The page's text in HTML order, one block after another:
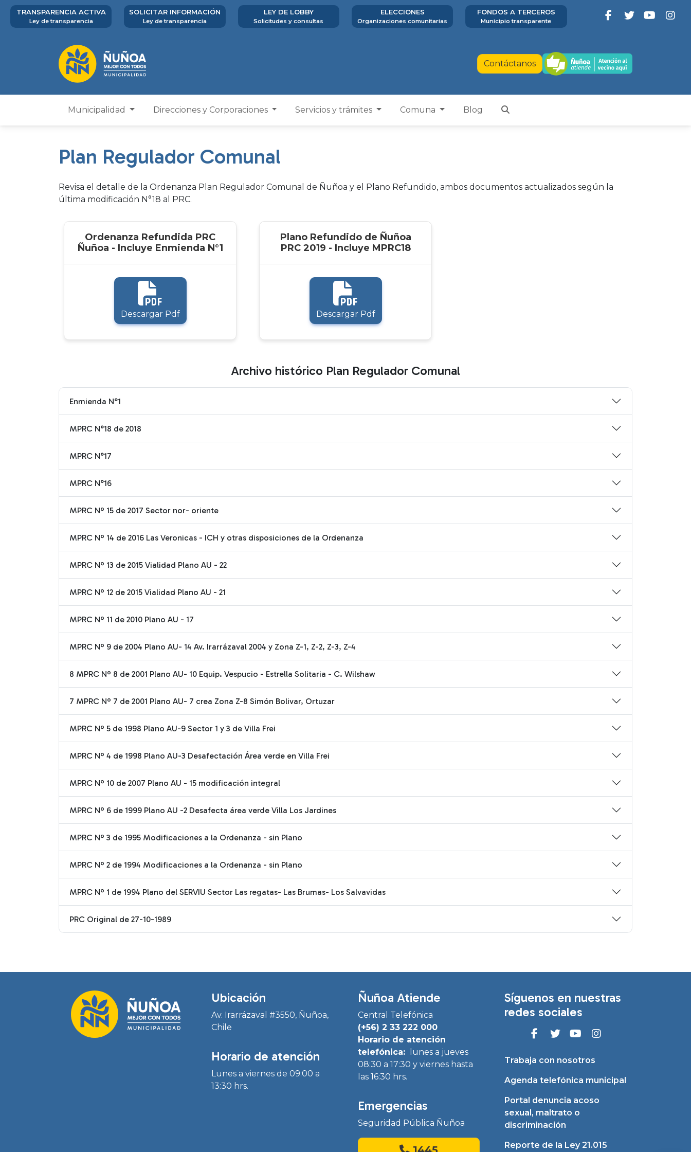
TRANSPARENCIA ACTIVA
Ley de transparencia
SOLICITAR INFORMACIÓN
Ley de transparencia
LEY DE LOBBY
Solicitudes y consultas
ELECCIONES
Organizaciones comunitarias
FONDOS A TERCEROS
Municipio transparente
Contáctanos
Municipalidad Direcciones y Corporaciones Servicios y trámites Comuna Blog
Plan Regulador Comunal
Revisa el detalle de la Ordenanza Plan Regulador Comunal de Ñuñoa y el Plano Refundido, ambos documentos actualizados según la
última modificación N°18 al PRC.
Ordenanza Refundida PRC
Ñuñoa - Incluye Enmienda N°1
Descargar Pdf
Plano Refundido de Ñuñoa
PRC 2019 - Incluye MPRC18
Descargar Pdf
Archivo histórico Plan Regulador Comunal
Enmienda N°1
MPRC N°18 de 2018
MPRC N°17
MPRC N°16
MPRC Nº 15 de 2017 Sector nor- oriente
MPRC Nº 14 de 2016 Las Veronicas - ICH y otras disposiciones de la Ordenanza
MPRC Nº 13 de 2015 Vialidad Plano AU - 22
MPRC Nº 12 de 2015 Vialidad Plano AU - 21
MPRC Nº 11 de 2010 Plano AU - 17
MPRC Nº 9 de 2004 Plano AU- 14 Av. Irarrázaval 2004 y Zona Z-1, Z-2, Z-3, Z-4
8 MPRC Nº 8 de 2001 Plano AU- 10 Equip. Vespucio - Estrella Solitaria - C. Wilshaw
7 MPRC Nº 7 de 2001 Plano AU- 7 crea Zona Z-8 Simón Bolivar, Ortuzar
MPRC Nº 5 de 1998 Plano AU-9 Sector 1 y 3 de Villa Frei
MPRC Nº 4 de 1998 Plano AU-3 Desafectación Área verde en Villa Frei
MPRC Nº 10 de 2007 Plano AU - 15 modificación integral
MPRC Nº 6 de 1999 Plano AU -2 Desafecta área verde Villa Los Jardines
MPRC Nº 3 de 1995 Modificaciones a la Ordenanza - sin Plano
MPRC Nº 2 de 1994 Modificaciones a la Ordenanza - sin Plano
MPRC Nº 1 de 1994 Plano del SERVIU Sector Las regatas- Las Brumas- Los Salvavidas
PRC Original de 27-10-1989
Ubicación
Av. Irarrázaval #3550, Ñuñoa,
Chile
Horario de atención
Lunes a viernes de 09:00 a
13:30 hrs.
Ñuñoa Atiende
Central Telefónica
(+56) 2 33 222 000
Horario de atención
telefónica:
lunes a jueves
08:30 a 17:30 y viernes hasta
las 16:30 hrs.
Emergencias
Seguridad Pública Ñuñoa
Síguenos en nuestras
redes sociales
Trabaja con nosotros
Agenda telefónica municipal
Portal denuncia acoso
sexual, maltrato o
discriminación
Reporte de la Ley 21.015